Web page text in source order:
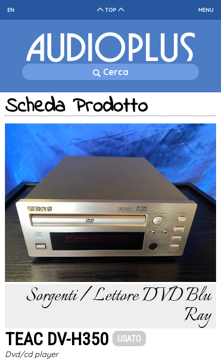
TOP MENU
EN
Cerca
Scheda Prodotto
Sorgenti / Lettore DVD Blu
Ray
TEAC DV-H350 USATO
Dvd/cd player